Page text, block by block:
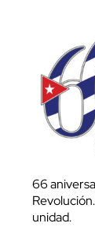
66
unidad.